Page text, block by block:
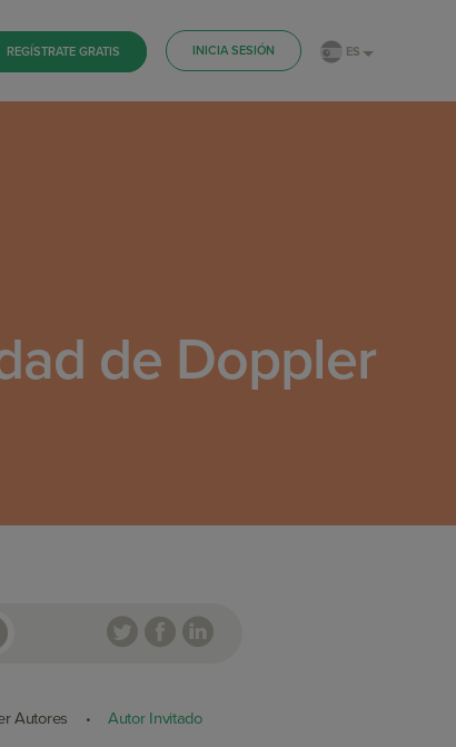
REGÍSTRATE GRATIS INICIA SESIÓN ES
de Doppler
Autores • Autor Invitado